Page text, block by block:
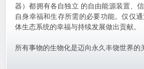
器）都拥有各自独立 的自由能源装置、
自身幸福和生存所需的必要功能。仅仅
体生态系统的幸福与持续发展做出贡献。
所有事物的生物化是迈向永久丰饶世界